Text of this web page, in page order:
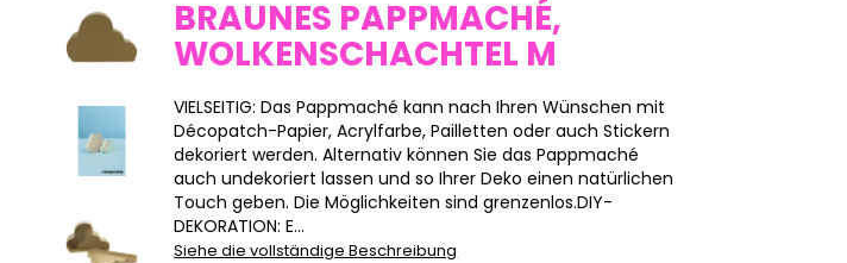
BRAUNES PAPPMACHÉ,
WOLKENSCHACHTEL M
VIELSEITIG: Das Pappmaché kann nach Ihren Wünschen mit
Décopatch-Papier, Acrylfarbe, Pailletten oder auch Stickern
dekoriert werden. Alternativ können Sie das Pappmaché
auch undekoriert lassen und so Ihrer Deko einen natürlichen
Touch geben. Die Möglichkeiten sind grenzenlos.DIY-
DEKORATION: E...
Siehe die vollständige Beschreibung